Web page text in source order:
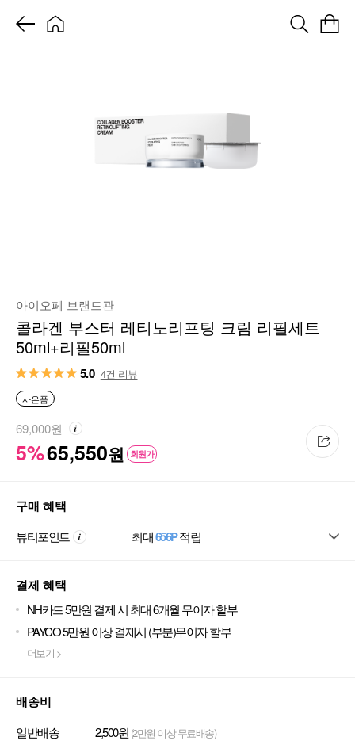
아이오페 브랜드관
콜라겐 부스터 레티노리프팅 크림 리필세트
50ml+리필50ml
5.0 4건 리뷰
사은품
5%65,550원 회원가
69,000원
구매 혜택
뷰티포인트 최대656P적립
결제 혜택
NH카드 5만원 결제 시 최대 6개월 무이자 할부
PAYCO 5만원 이상 결제시 (부분)무이자 할부
더보기 >
배송비
일반배송 2,500원 (2만원 이상 무료배송)